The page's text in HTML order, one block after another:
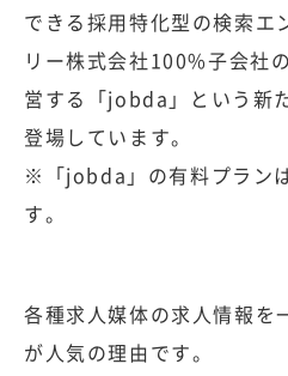
できる採用特化型の検索エ
リー株式会社100%子会社の
営する「jobda」という新
登場しています。
※「jobda」の有料プラン
す。
各種求人媒体の求人情報を
が人気の理由です。